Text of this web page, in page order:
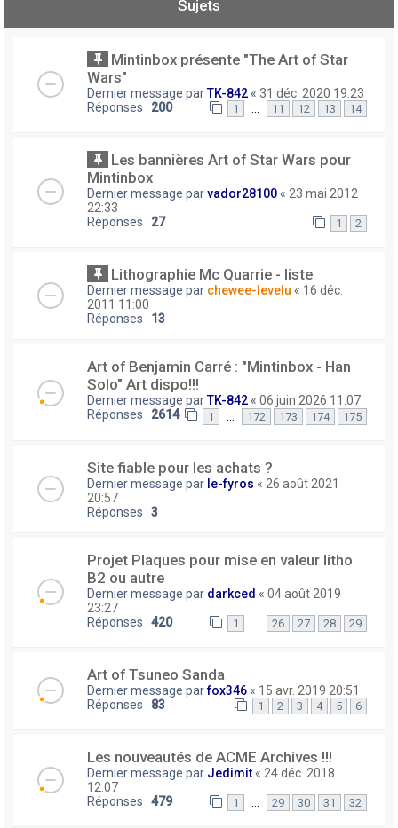
Sujets
Mintinbox présente "The Art of Star
Wars"
Dernier message parTK-842 « 31 déc. 2020 19:23
Réponses : 200 1 … 11 12 13 14
Les bannières Art of Star Wars pour
Mintinbox
Dernier message parvador28100 « 23 mai 2012
22:33
Réponses : 27 1 2
Lithographie Mc Quarrie - liste
Dernier message par chewee-levelu « 16 déc.
2011 11:00
Réponses : 13
Art of Benjamin Carré : "Mintinbox - Han
Solo" Art dispo!!!
Dernier message parTK-842 « 06 juin 2026 11:07
Réponses : 2614 1 172 173 174 175
Site fiable pour les achats ?
Dernier message par le-fyros « 26 août 2021
20:57
Réponses : 3
Projet Plaques pour mise en valeur litho
B2 ou autre
Dernier message par darkced « 04 août 2019
23:27
Réponses : 420 1 26 27 28 29
Art of Tsuneo Sanda
Dernier message parfox346 « 15 avr. 2019 20:51
Réponses : 83 1 2 3 4 5 6
Les nouveautés de ACME Archives !!!
Dernier message par Jedimit « 24 déc. 2018
12:07
Réponses : 479 1 … 29 30 31 32